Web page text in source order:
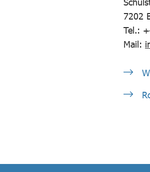
7202
Tel.:
Mail: